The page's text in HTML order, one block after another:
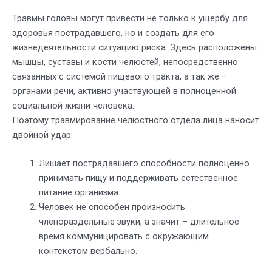
Травмы головы могут привести не только к ущербу для
здоровья пострадавшего, но и создать для его
жизнедеятельности ситуацию риска. Здесь расположены
мышцы, суставы и кости челюстей, непосредственно
связанных с системой пищевого тракта, а так же –
органами речи, активно участвующей в полноценной
социальной жизни человека.
Поэтому травмирование челюстного отдела лица наносит
двойной удар:
Лишает пострадавшего способности полноценно
принимать пищу и поддерживать естественное
питание организма.
Человек не способен произносить
членораздельные звуки, а значит – длительное
время коммуницировать с окружающим
контекстом вербально.